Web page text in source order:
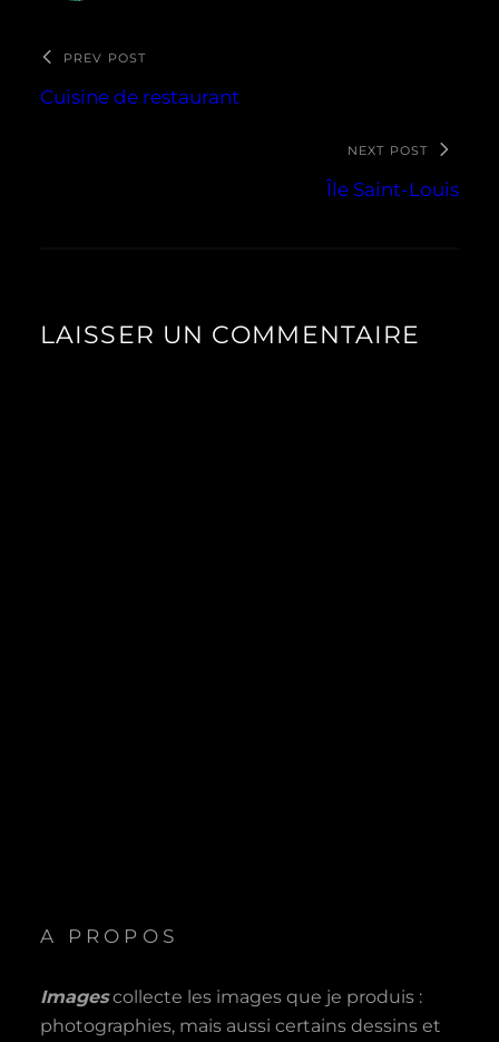
PREV POST
Cuisine de restaurant
NEXT POST
Île Saint-Louis
LAISSER UN COMMENTAIRE
A PROPOS
Imagescollecte les images que je produis :
photographies, mais aussi certains dessins et